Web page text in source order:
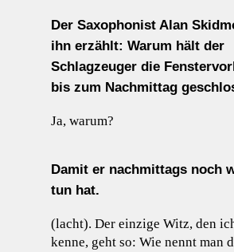
Der Saxophonist Alan
ihn erzählt: Warum hält der
Schlagzeuger die
bis zum Nachmittag
Ja, warum?
Damit er nachmittags noch
tun hat.
(lacht). Der einzige Witz, den
kenne, geht so: Wie nennt man